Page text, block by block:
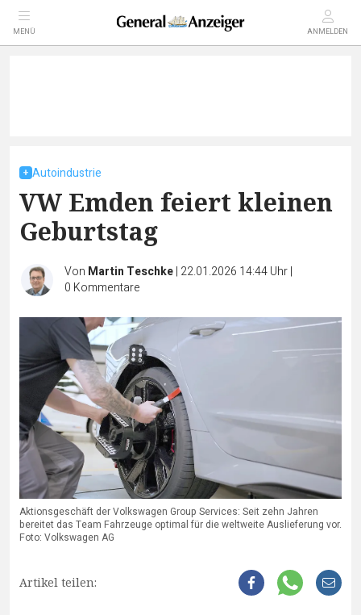
MENÜ ANMELDEN
Autoindustrie
VW Emden feiert kleinen
Geburtstag
Von Martin Teschke| 22.01.2026 14:44 Uhr|
0 Kommentare
Aktionsgeschäft der Volkswagen Group Services: Seit zehn Jahren
bereitet das Team Fahrzeuge optimal für die weltweite Auslieferung vor.
Foto: Volkswagen AG
Artikel teilen: